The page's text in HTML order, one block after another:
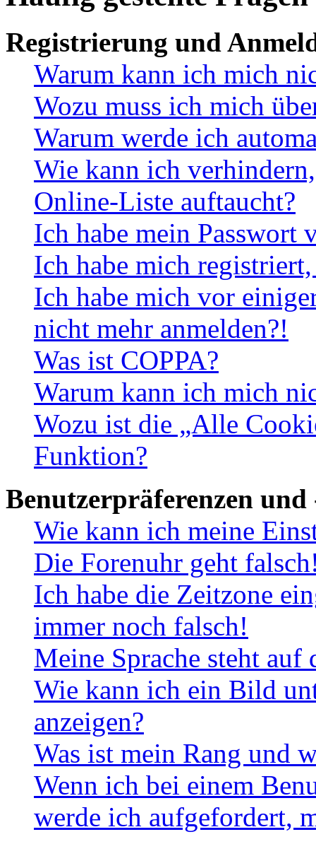
Registrierung und
Warum kann ich mich
Wozu muss ich mich
Warum werde ich
Wie kann ich
Online-Liste auftaucht?
Ich habe mein Passwort
Ich habe mich
Ich habe mich vor
nicht mehr anmelden?!
Was ist COPPA?
Warum kann ich mich
Wozu ist die „Alle
Funktion?
Benutzerpräferenzen und
Wie kann ich meine
Die Forenuhr geht
Ich habe die Zeitzone
immer noch falsch!
Meine Sprache steht
Wie kann ich ein Bild
anzeigen?
Was ist mein Rang und
Wenn ich bei einem
werde ich aufgefordert,